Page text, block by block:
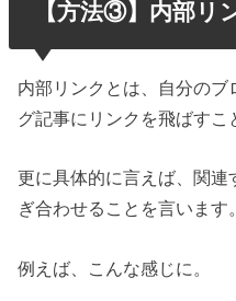
【方法③】内部リ
内部リンクとは、自分のブ
グ記事にリンクを飛ばすこ
更に具体的に言えば、関
ぎ合わせることを言います。
例えば、こんな感じに。